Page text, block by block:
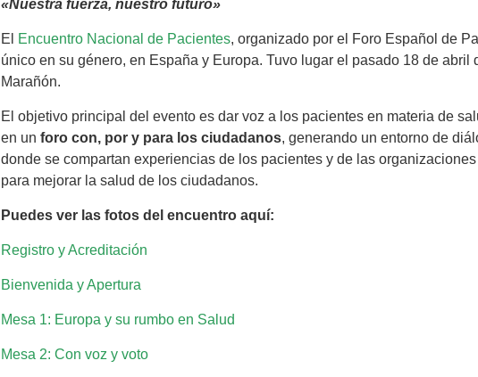
«Nuestra fuerza, nuestro futuro»
El Encuentro Nacional de Pacientes, organizado por el Foro Español de
único en su género, en España y Europa. Tuvo lugar el pasado 18 de
Marañón.
El objetivo principal del evento es dar voz a los pacientes en materia de
en un foro con, por y para los ciudadanos, generando un entorno de
donde se compartan experiencias de los pacientes y de las
para mejorar la salud de los ciudadanos.
Puedes ver las fotos del encuentro aquí:
Registro y Acreditación
Bienvenida y Apertura
Mesa 1: Europa y su rumbo en Salud
Mesa 2: Con voz y voto